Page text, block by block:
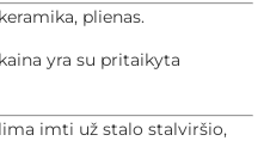
keramika, plienas.
yra su pritaikyta
imti už stalo stalviršio,